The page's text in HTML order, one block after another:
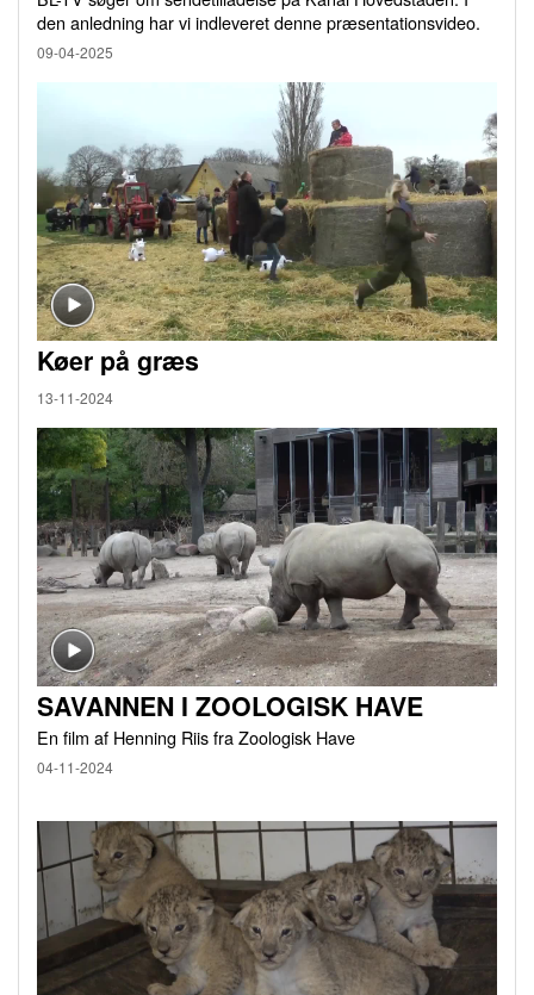
den anledning har vi indleveret denne præsentationsvideo.
09-04-2025
Køer på græs
13-11-2024
SAVANNEN I ZOOLOGISK HAVE
En film af Henning Riis fra Zoologisk Have
04-11-2024